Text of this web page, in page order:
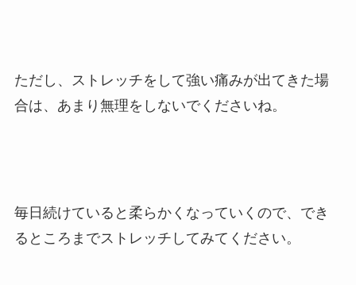
ただし、ストレッチをして強い痛みが出てきた場
合は、あまり無理をしないでくださいね。
毎日続けていると柔らかくなっていくので、でき
るところまでストレッチしてみてください。